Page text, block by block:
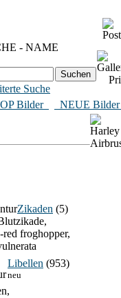
- NAME
Suche
Bilder
NEUE Bilder
Zikaden (5)
froghopper,
Libellen (953)
neu